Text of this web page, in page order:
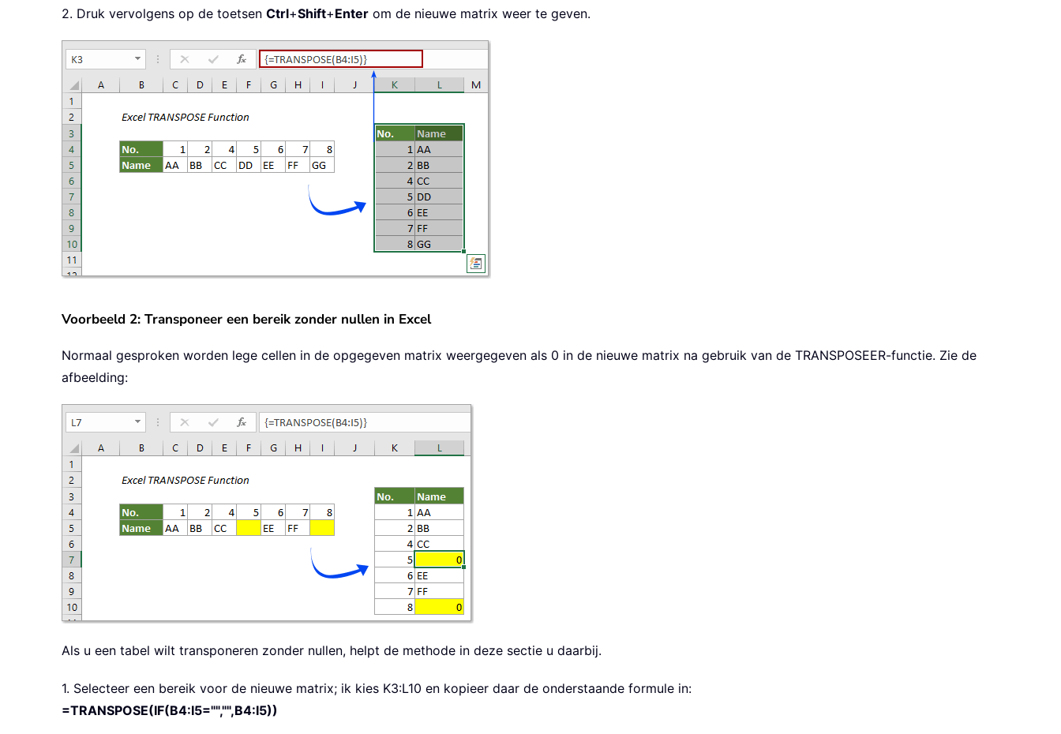
2. Druk vervolgens op de toetsen Ctrl+Shift+Enter om de nieuwe matrix weer te geven.
Voorbeeld 2: Transponeer een bereik zonder nullen in Excel
Normaal gesproken worden lege cellen in de opgegeven matrix weergegeven als 0 in de nieuwe matrix na gebruik van de TRANSPOSEER-functie. Zie de
afbeelding:
Als u een tabel wilt transponeren zonder nullen, helpt de methode in deze sectie u daarbij.
1. Selecteer een bereik voor de nieuwe matrix; ik kies K3:L10 en kopieer daar de onderstaande formule in:
=TRANSPOSE(IF(B4:I5="","",B4:I5))